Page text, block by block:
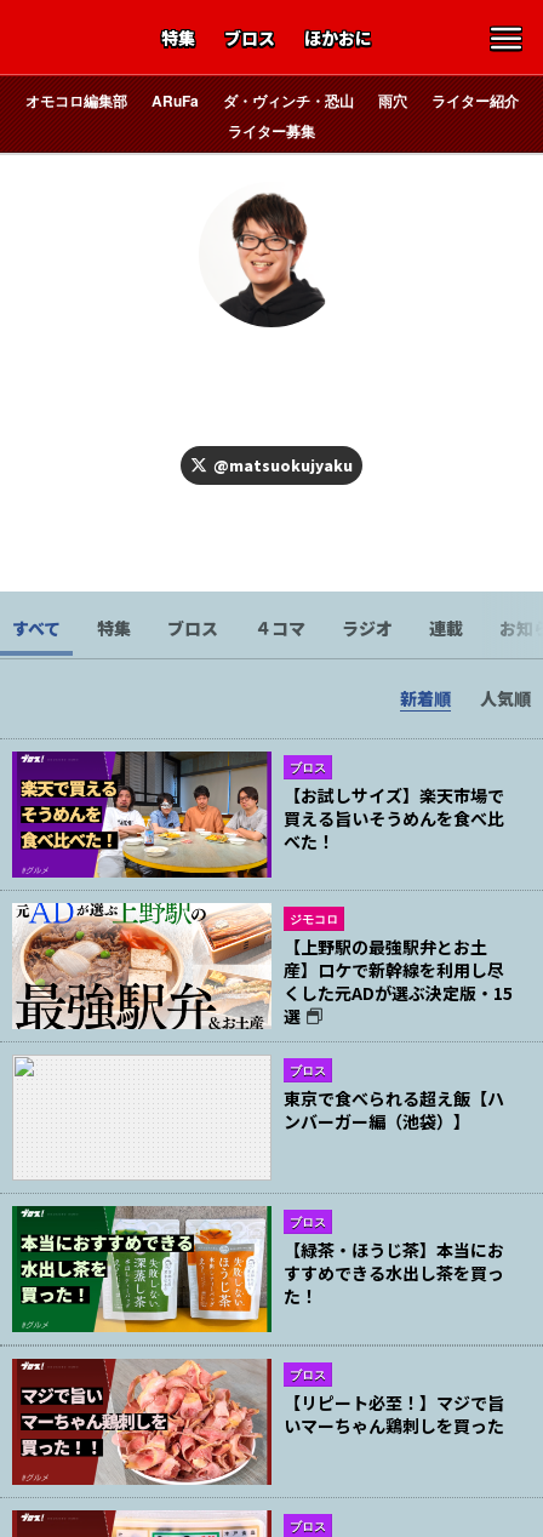
特集 ブロス ほかおに
オモコロ編集部 ARuFa ダ・ヴィンチ・恐山 雨穴
ライター紹介
ライター募集
@matsuokujyaku
すべて 特集 ブロス ４コマ ラジオ 連載 お知
新着順 人気順
ブロス
【お試しサイズ】楽天市場で
買える旨いそうめんを食べ比
べた！
ジモコロ
【上野駅の最強駅弁とお土
産】ロケで新幹線を利用し尽
くした元ADが選ぶ決定版・15
選
ブロス
東京で食べられる超え飯【ハ
ンバーガー編（池袋）】
ブロス
【緑茶・ほうじ茶】本当にお
すすめできる水出し茶を買っ
た！
ブロス
【リピート必至！】マジで旨
いマーちゃん鶏刺しを買った
ブロス